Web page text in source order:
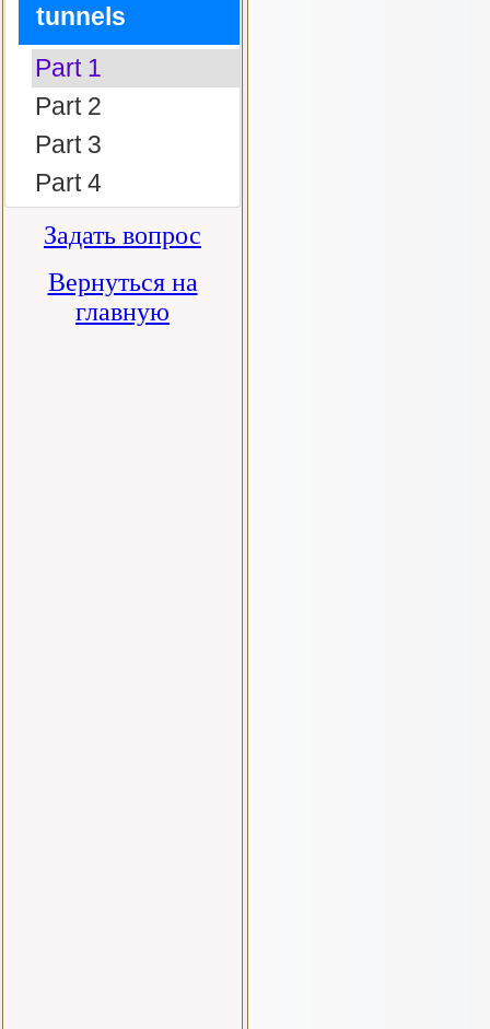
tunnels
Part 1
Part 2
Part 3
Part 4
Задать вопрос
Вернуться на
главную